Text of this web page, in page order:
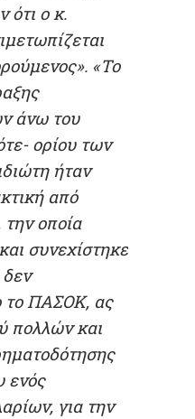
ότι ο κ.
«Το
άνω του
ορίου των
ήταν
από
την οποία
συνεχίστηκε
το ΠΑΣΟΚ, ας
πολλών και
ενός
για την